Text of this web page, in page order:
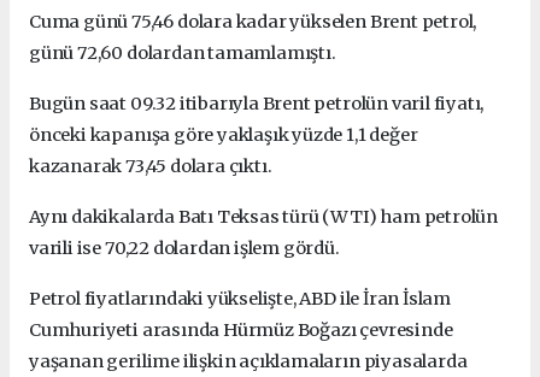
Cuma günü 75,46 dolara kadar yükselen Brent petrol,
günü 72,60 dolardan tamamlamıştı.
Bugün saat 09.32 itibarıyla Brent petrolün varil fiyatı,
önceki kapanışa göre yaklaşık yüzde 1,1 değer
kazanarak 73,45 dolara çıktı.
Aynı dakikalarda Batı Teksas türü (WTI) ham petrolün
varili ise 70,22 dolardan işlem gördü.
Petrol fiyatlarındaki yükselişte, ABD ile İran İslam
Cumhuriyeti arasında Hürmüz Boğazı çevresinde
yaşanan gerilime ilişkin açıklamaların piyasalarda